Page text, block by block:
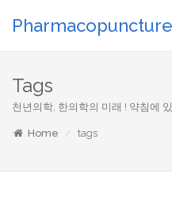
Tags
천년의학, 한의학의 미래 ! 약침에
Home tags